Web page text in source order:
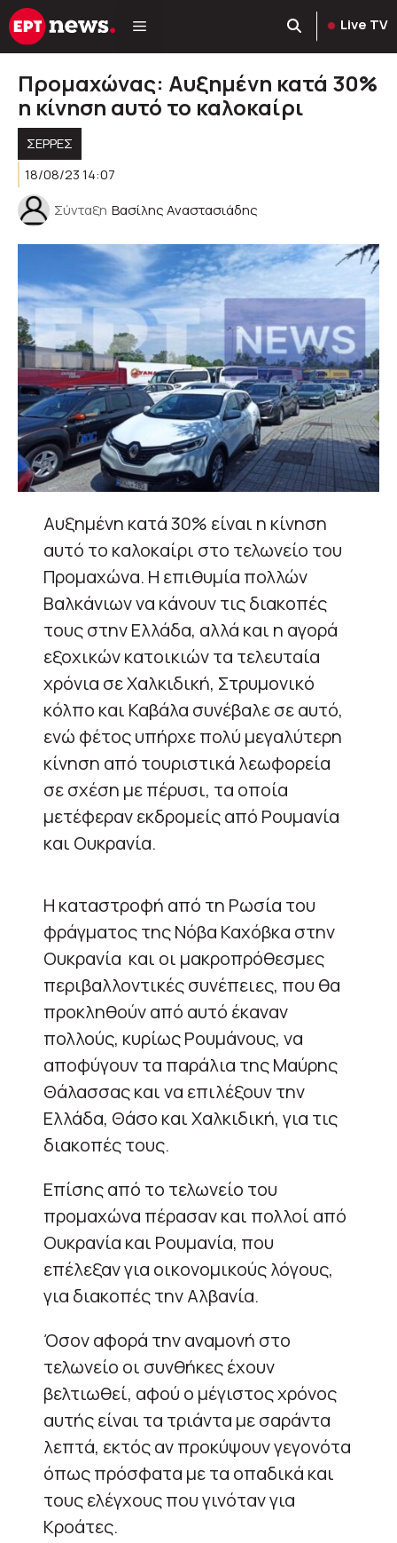
Μετάβαση
σε
Live TV
Προμαχώνας: Αυξημένη κατά 30%
η κίνηση αυτό το καλοκαίρι
ΣΕΡΡΕΣ
18/08/23 14:07
Σύνταξη Βασίλης Αναστασιάδης
Αυξημένη κατά 30% είναι η κίνηση
αυτό το καλοκαίρι στο τελωνείο του
Προμαχώνα. Η επιθυμία πολλών
Βαλκάνιων να κάνουν τις διακοπές
τους στην Ελλάδα, αλλά και η αγορά
εξοχικών κατοικιών τα τελευταία
χρόνια σε Χαλκιδική, Στρυμονικό
κόλπο και Καβάλα συνέβαλε σε αυτό,
ενώ φέτος υπήρχε πολύ μεγαλύτερη
κίνηση από τουριστικά λεωφορεία
σε σχέση με πέρυσι, τα οποία
μετέφεραν εκδρομείς από Ρουμανία
και Ουκρανία.
Η καταστροφή από τη Ρωσία του
φράγματος της Νόβα Καχόβκα στην
Ουκρανία και οι μακροπρόθεσμες
περιβαλλοντικές συνέπειες, που θα
προκληθούν από αυτό έκαναν
πολλούς, κυρίως Ρουμάνους, να
αποφύγουν τα παράλια της Μαύρης
Θάλασσας και να επιλέξουν την
Ελλάδα, Θάσο και Χαλκιδική, για τις
διακοπές τους.
Επίσης από το τελωνείο του
προμαχώνα πέρασαν και πολλοί από
Ουκρανία και Ρουμανία, που
επέλεξαν για οικονομικούς λόγους,
για διακοπές την Αλβανία.
Όσον αφορά την αναμονή στο
τελωνείο οι συνθήκες έχουν
βελτιωθεί, αφού ο μέγιστος χρόνος
αυτής είναι τα τριάντα με σαράντα
λεπτά, εκτός αν προκύψουν γεγονότα
όπως πρόσφατα με τα οπαδικά και
τους ελέγχους που γινόταν για
Κροάτες.